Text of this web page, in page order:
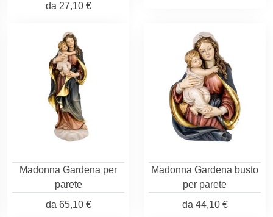
da 27,10 €
Madonna Gardena per
parete
da 65,10 €
Madonna Gardena busto
per parete
da 44,10 €